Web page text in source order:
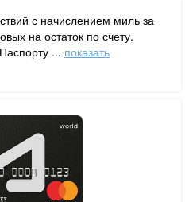
с начислением миль за
на остаток по счету.
... показать